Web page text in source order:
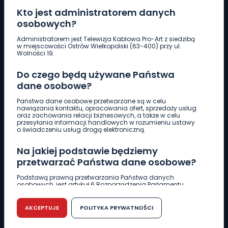
Kto jest administratorem danych
osobowych?
Administratorem jest Telewizja Kablowa Pro-Art z siedzibą
w miejscowości Ostrów Wielkopolski (63-400) przy ul.
Wolności 19.
Do czego będą używane Państwa
dane osobowe?
Państwa dane osobowe przetwarzane są w celu
nawiązania kontaktu, opracowania ofert, sprzedaży usług
oraz zachowania relacji biznesowych, a także w celu
przesyłania informacji handlowych w rozumieniu ustawy
o świadczeniu usług drogą elektroniczną.
Na jakiej podstawie będziemy
przetwarzać Państwa dane osobowe?
Podstawą prawną przetwarzania Państwa danych
osobowych, jest artykuł 6 Rozporządzenia Parlamentu
r. w sprawie ochrony osób fizycznych w związku z
przetwarzaniem danych osobowych w sprawie
swobodnego przepływu takich danych oraz uchylenia
dyrektywy 95/46/WE (RODO).
AKCEPTUJE POLITYKA PRYWATNOŚCI
Pobierz logotyp
661 997 997
REDAKCJA
62 735 22 22redakcja@wlkp24.info
DZIAŁ REKLAMY
62 735 01 85 reklama@wlkp24.info
WIADOMOŚCI
CIEKAWOSTKI